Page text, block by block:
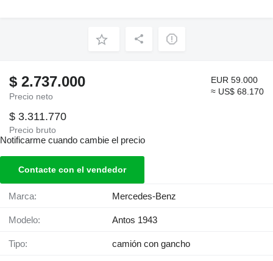
$ 2.737.000
Precio neto
EUR 59.000
≈ US$ 68.170
$ 3.311.770
Precio bruto
Notificarme cuando cambie el precio
Contacte con el vendedor
Marca: Mercedes-Benz
Modelo: Antos 1943
Tipo: camión con gancho